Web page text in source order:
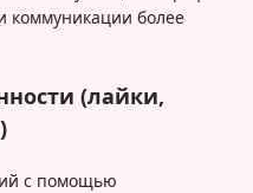
более
(лайки,
с помощью